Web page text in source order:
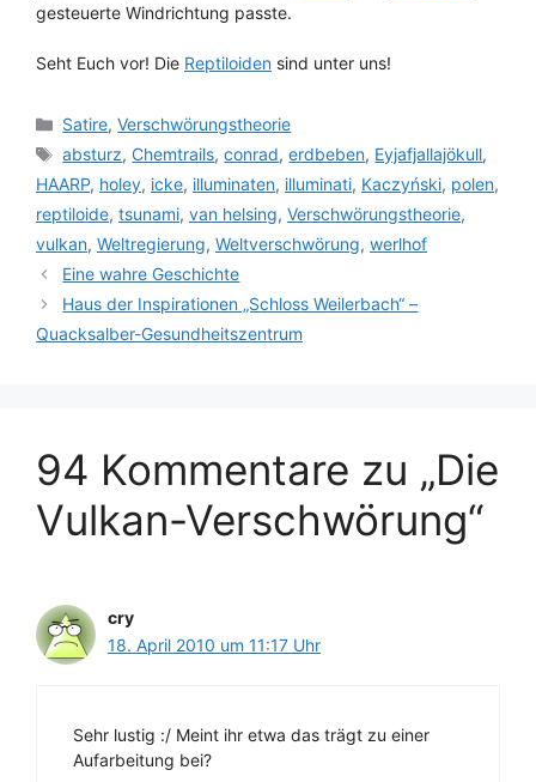
gesteuerte Windrichtung passte.
Seht Euch vor! Die Reptiloiden sind unter uns!
Kategorien
Satire,Verschwörungstheorie
Schlagwörter
absturz,Chemtrails,conrad,erdbeben, Eyjafjallajökull,
HAARP, holey, icke, illuminaten, illuminati, Kaczyński, polen,
reptiloide, tsunami, van helsing, Verschwörungstheorie,
vulkan, Weltregierung, Weltverschwörung, werlhof
Eine wahre Geschichte
Haus der Inspirationen „Schloss Weilerbach“ –
Quacksalber-Gesundheitszentrum
94 Kommentare zu „Die
Vulkan-Verschwörung“
cry
18. April 2010 um 11:17 Uhr
Sehr lustig :/ Meint ihr etwa das trägt zu einer
Aufarbeitung bei?